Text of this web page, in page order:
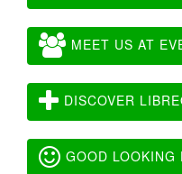
MEET US AT
DISCOVER
GOOD LOOKING